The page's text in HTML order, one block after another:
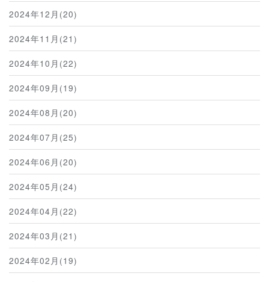
2024年12月(20)
2024年11月(21)
2024年10月(22)
2024年09月(19)
2024年08月(20)
2024年07月(25)
2024年06月(20)
2024年05月(24)
2024年04月(22)
2024年03月(21)
2024年02月(19)